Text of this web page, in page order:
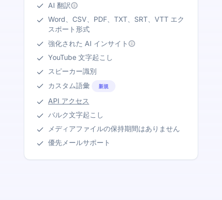
AI 翻訳
Word、CSV、PDF、TXT、SRT、VTT エク
スポート形式
強化された AI インサイト
YouTube 文字起こし
スピーカー識別
カスタム語彙
新規
API アクセス
バルク文字起こし
メディアファイルの保持期間はありません
優先メールサポート